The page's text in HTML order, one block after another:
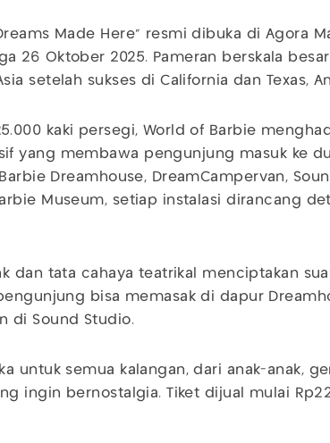
Made Here” resmi dibuka di Agora
26 Oktober 2025. Pameran berskala
setelah sukses di California dan Texas,
kaki persegi, World of Barbie
yang membawa pengunjung masuk ke
Dreamhouse, DreamCampervan,
Museum, setiap instalasi dirancang
dan tata cahaya teatrikal menciptakan
bisa memasak di dapur
di Sound Studio.
untuk semua kalangan, dari anak-anak,
ingin bernostalgia. Tiket dijual mulai